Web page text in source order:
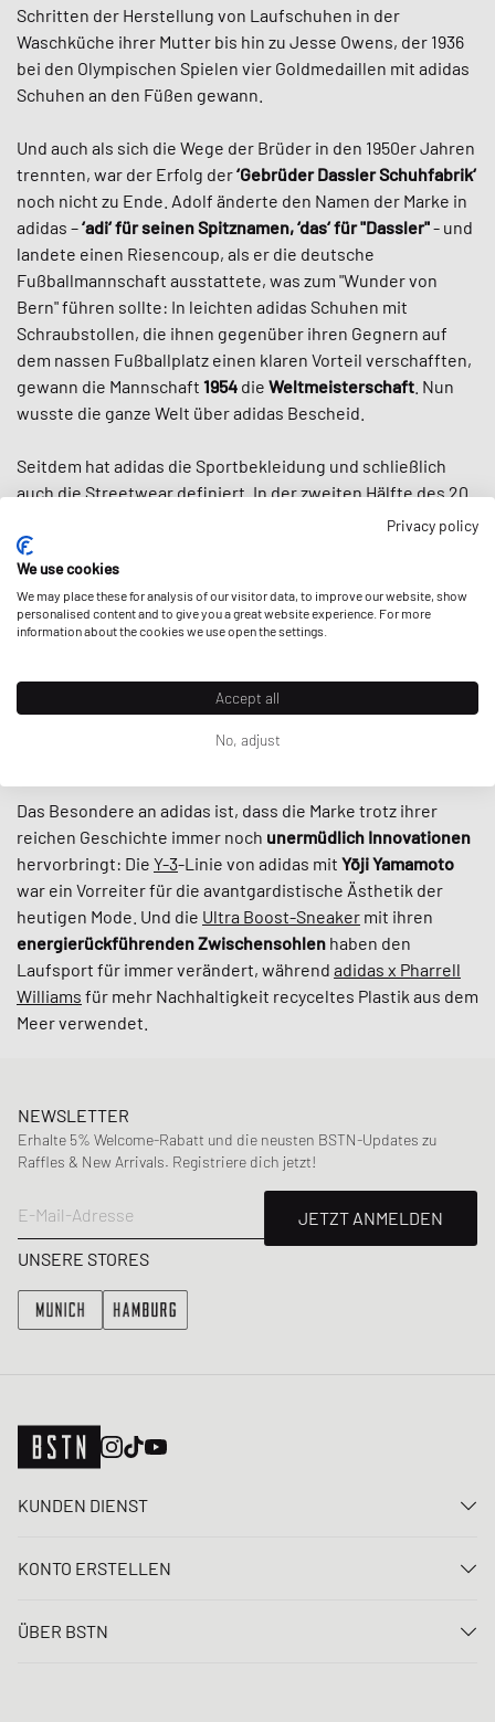
Schritten der Herstellung von Laufschuhen in der
Waschküche ihrer Mutter bis hin zu Jesse Owens, der 1936
bei den Olympischen Spielen vier Goldmedaillen mit adidas
Schuhen an den Füßen gewann.
Und auch als sich die Wege der Brüder in den 1950er Jahren
trennten, war der Erfolg der‘Gebrüder Dassler Schuhfabrik‘
noch nicht zu Ende. Adolf änderte den Namen der Marke in
adidas –‘adi‘ für seinen Spitznamen, ‘das‘ für "Dassler"- und
landete einen Riesencoup, als er die deutsche
Fußballmannschaft ausstattete, was zum "Wunder von
Bern" führen sollte: In leichten adidas Schuhen mit
Schraubstollen, die ihnen gegenüber ihren Gegnern auf
dem nassen Fußballplatz einen klaren Vorteil verschafften,
gewann die Mannschaft 1954 die Weltmeisterschaft . Nun
wusste die ganze Welt über adidas Bescheid.
Seitdem hat adidas die Sportbekleidung und schließlich
auch die Streetwear definiert. In der zweiten Hälfte des 20.
Jahrhunderts hat adidas uns die berühmten drei Streifen,
den
wie denSuperstar
beschert und dazu beigetragen, dassSportbekleidungin
den 80er Jahren zum Modeartikel wurde. Und alsRun DMC
anpries,begründete adidas im Grunde die heutige Mode-
, indem die Hip-Hop-Gruppe den ersten
Werbevertrag mit einer Sportmarke bekam und selbst kein
Das Besondere an adidas ist, dass die Marke trotz ihrer
reichen Geschichte immer noch unermüdlich Innovationen
hervorbringt: Die Y-3-Linie von adidas mit Yōji Yamamoto
war ein Vorreiter für die avantgardistische Ästhetik der
heutigen Mode. Und die Ultra Boost-Sneaker mit ihren
energierückführenden Zwischensohlen haben den
Laufsport für immer verändert, während adidas x Pharrell
Williams für mehr Nachhaltigkeit recyceltes Plastik aus dem
Meer verwendet.
NEWSLETTER
Erhalte 5% Welcome-Rabatt und die neusten BSTN-Updates zu
Raffles & New Arrivals. Registriere dich jetzt!
E-Mail-Adresse
JETZT ANMELDEN
UNSERE STORES
KUNDEN DIENST
FAQ
KONTO ERSTELLEN
Registrieren
ÜBER BSTN
Privacy policy
We use cookies
We may place these for analysis of our visitor data, to improve our website, show
personalised content and to give you a great website experience. For more
information about the cookies we use open the settings.
Accept all
No, adjust